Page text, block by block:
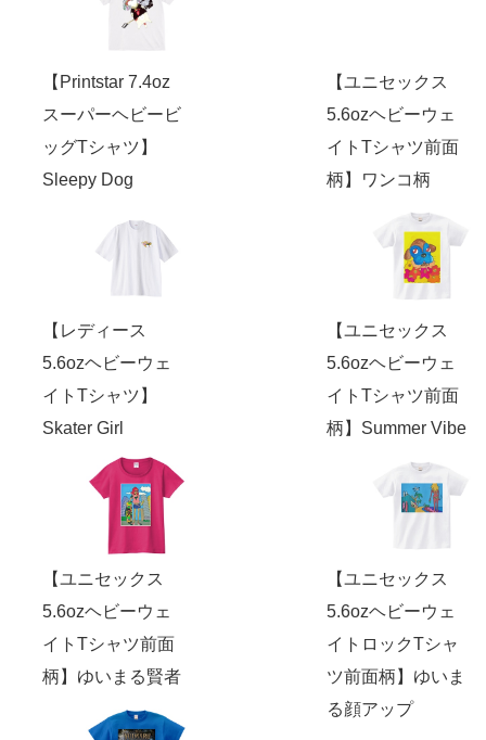
【Printstar 7.4oz
スーパーヘビービ
ッグTシャツ】
Sleepy Dog
【ユニセックス
5.6ozヘビーウェ
イトTシャツ前面
柄】ワンコ柄
【レディース
5.6ozヘビーウェ
イトTシャツ】
Skater Girl
【ユニセックス
5.6ozヘビーウェ
イトTシャツ前面
柄】Summer Vibe
【ユニセックス
5.6ozヘビーウェ
イトTシャツ前面
柄】ゆいまる賢者
【ユニセックス
5.6ozヘビーウェ
イトロックTシャ
ツ前面柄】ゆいま
る顔アップ